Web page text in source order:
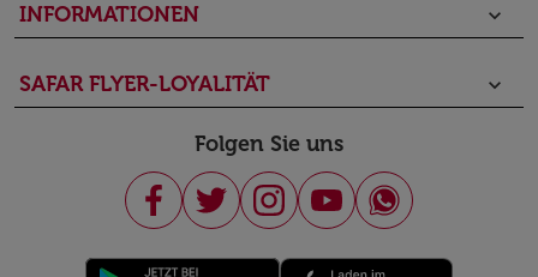
INFORMATIONEN keyboard_arrow_down
SAFAR FLYER-LOYALITÄT keyboard_arrow_down
Folgen Sie uns